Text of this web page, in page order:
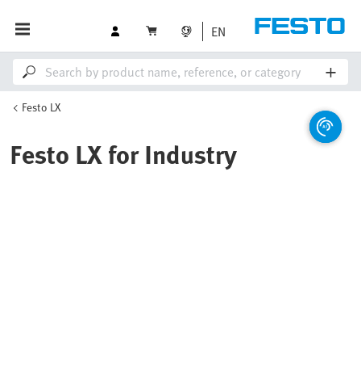
EN
Festo LX
Festo LX for Industry